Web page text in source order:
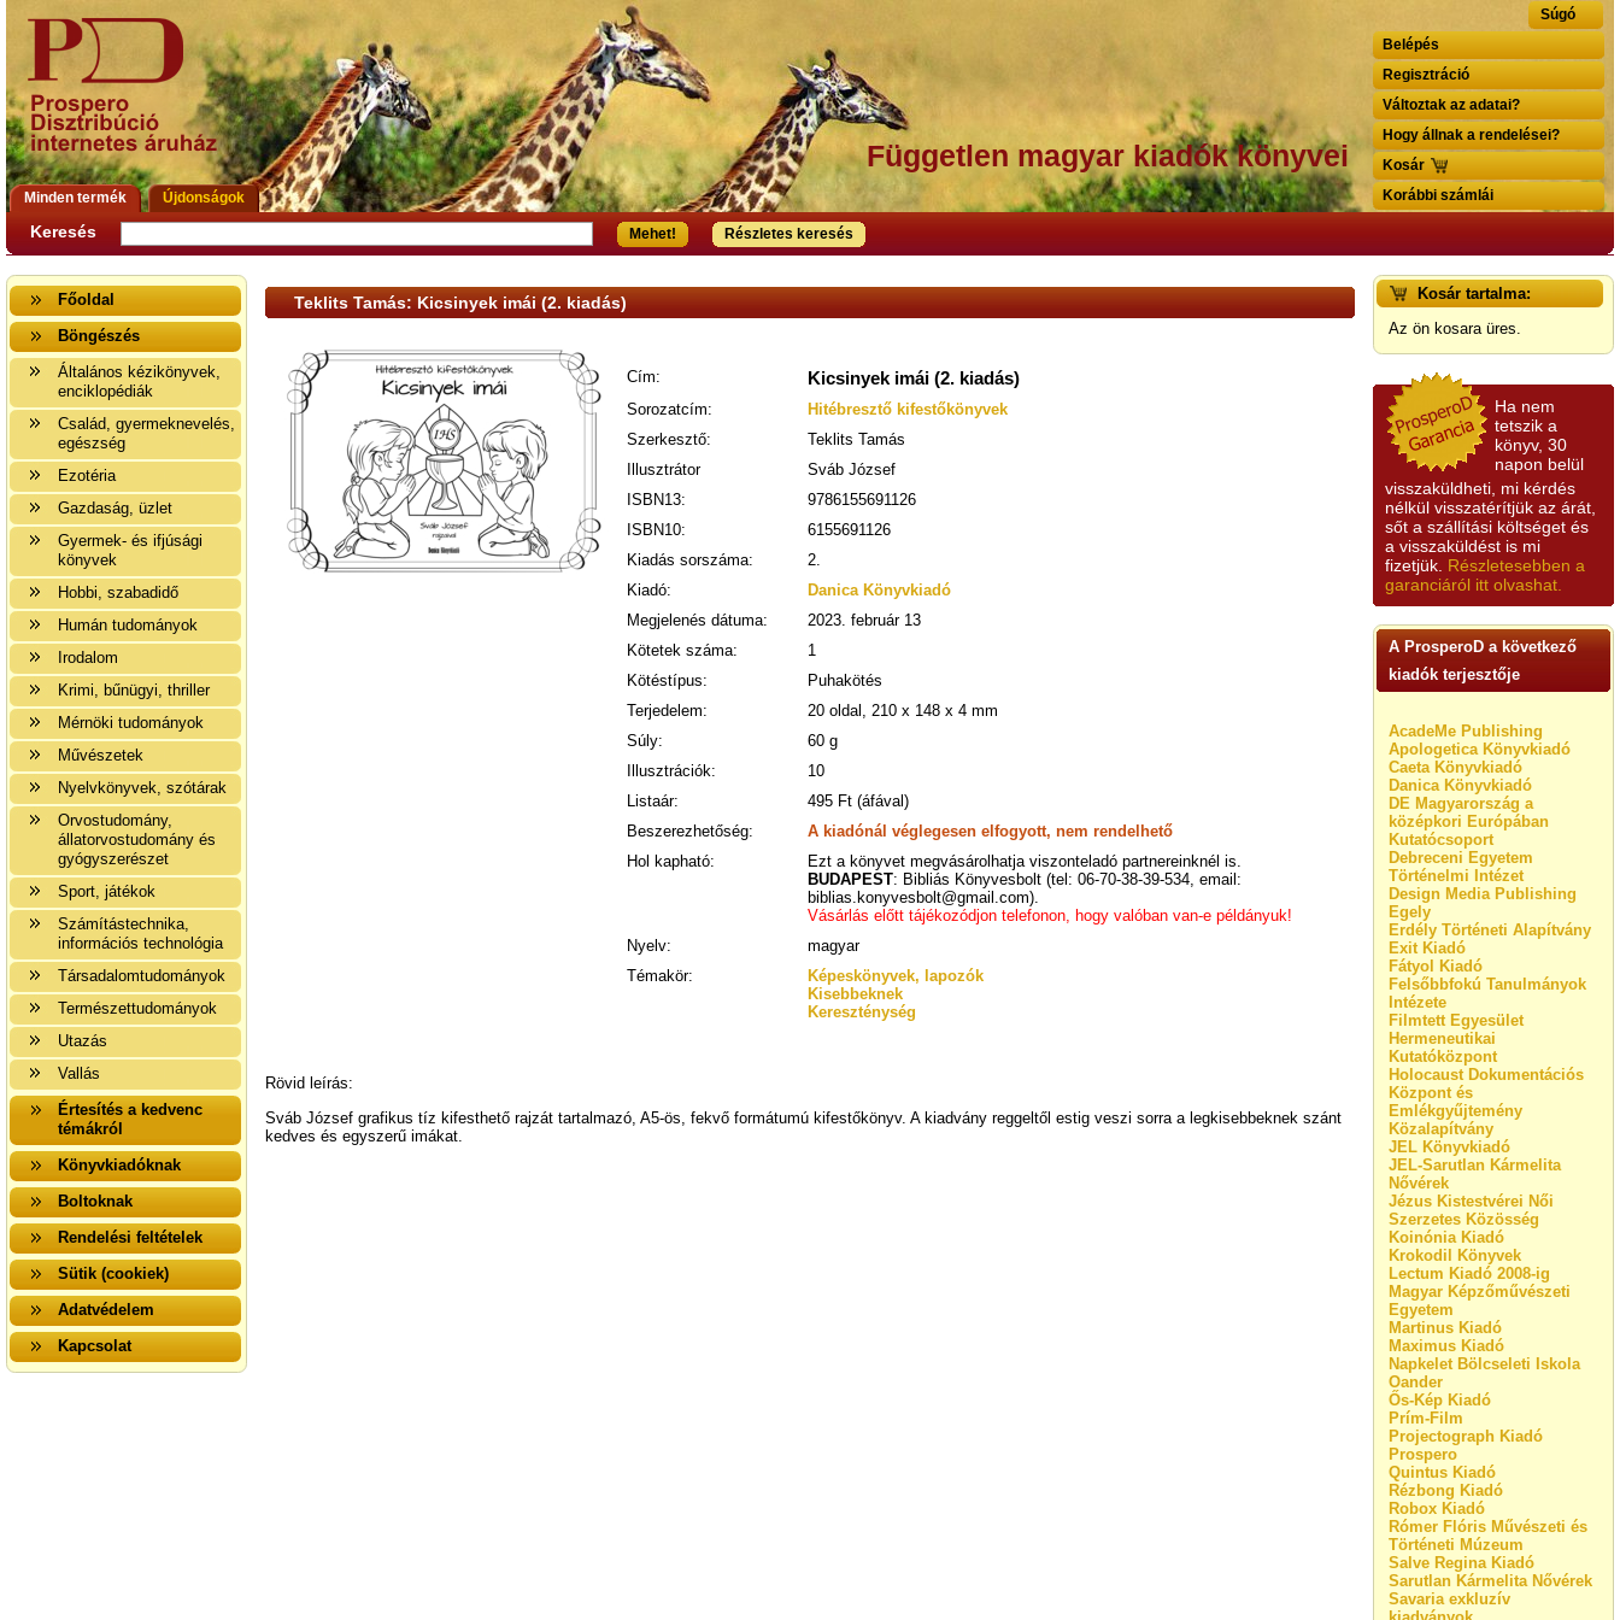
Súgó
Belépés
Regisztráció
Változtak az adatai?
Hogy állnak a rendelései?
Kosár
Korábbi számlái
Független magyar kiadók könyvei
Minden termék Újdonságok
Keresés Mehet! Részletes keresés
Főoldal
Böngészés
Általános kézikönyvek,
enciklopédiák
Család, gyermeknevelés,
egészség
Ezotéria
Gazdaság, üzlet
Gyermek- és ifjúsági
könyvek
Hobbi, szabadidő
Humán tudományok
Irodalom
Krimi, bűnügyi, thriller
Mérnöki tudományok
Művészetek
Nyelvkönyvek, szótárak
Orvostudomány,
állatorvostudomány és
gyógyszerészet
Sport, játékok
Számítástechnika,
információs technológia
Társadalomtudományok
Természettudományok
Utazás
Vallás
Értesítés a kedvenc
témákról
Könyvkiadóknak
Boltoknak
Rendelési feltételek
Sütik (cookiek)
Adatvédelem
Kapcsolat
Kosár tartalma:
Az ön kosara üres.
Ha nem
tetszik a
könyv, 30
napon belül
visszaküldheti, mi kérdés
nélkül visszatérítjük az árát,
sőt a szállítási költséget és
a visszaküldést is mi
fizetjük. Részletesebben a
garanciáról itt olvashat.
A ProsperoD a következő
kiadók terjesztője
AcadeMe Publishing
Apologetica Könyvkiadó
Caeta Könyvkiadó
Danica Könyvkiadó
DE Magyarország a
középkori Európában
Kutatócsoport
Debreceni Egyetem
Történelmi Intézet
Design Media Publishing
Egely
Erdély Történeti Alapítvány
Exit Kiadó
Fátyol Kiadó
Felsőbbfokú Tanulmányok
Intézete
Filmtett Egyesület
Hermeneutikai
Kutatóközpont
Holocaust Dokumentációs
Központ és
Emlékgyűjtemény
Közalapítvány
JEL Könyvkiadó
JEL-Sarutlan Kármelita
Nővérek
Jézus Kistestvérei Női
Szerzetes Közösség
Koinónia Kiadó
Krokodil Könyvek
Lectum Kiadó 2008-ig
Magyar Képzőművészeti
Egyetem
Martinus Kiadó
Maximus Kiadó
Napkelet Bölcseleti Iskola
Oander
Ős-Kép Kiadó
Prím-Film
Projectograph Kiadó
Prospero
Quintus Kiadó
Rézbong Kiadó
Robox Kiadó
Rómer Flóris Művészeti és
Történeti Múzeum
Salve Regina Kiadó
Sarutlan Kármelita Nővérek
Savaria exkluzív
Teklits Tamás: Kicsinyek imái (2. kiadás)
Cím: Kicsinyek imái (2. kiadás)
Sorozatcím:
Hitébresztő kifestőkönyvek
Szerkesztő:
Teklits Tamás
Illusztrátor
Sváb József
ISBN13:
9786155691126
ISBN10:
6155691126
Kiadás sorszáma:
2.
Kiadó:
Danica Könyvkiadó
Megjelenés dátuma:
2023. február 13
Kötetek száma:
1
Kötéstípus:
Puhakötés
Terjedelem:
20 oldal, 210 x 148 x 4 mm
Súly:
60 g
Illusztrációk:
10
Listaár:
495 Ft (áfával)
Beszerezhetőség:
A kiadónál véglegesen elfogyott, nem rendelhető
Hol kapható:
Ezt a könyvet megvásárolhatja viszonteladó partnereinknél is.
BUDAPEST: Bibliás Könyvesbolt (tel: 06-70-38-39-534, email:
biblias.konyvesbolt@gmail.com).
Vásárlás előtt tájékozódjon telefonon, hogy valóban van-e példányuk!
Nyelv:
magyar
Témakör:
Képeskönyvek, lapozók
Kisebbeknek
Kereszténység
Rövid leírás:
Sváb József grafikus tíz kifesthető rajzát tartalmazó, A5-ös, fekvő formátumú kifestőkönyv. A kiadvány reggeltől estig veszi sorra a legkisebbeknek szánt
kedves és egyszerű imákat.